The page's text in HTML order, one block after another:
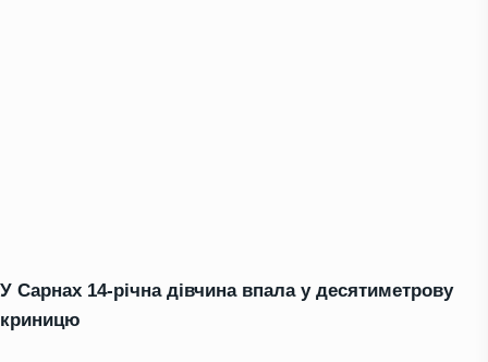
У Сарнах 14-річна дівчина впала у десятиметрову
криницю